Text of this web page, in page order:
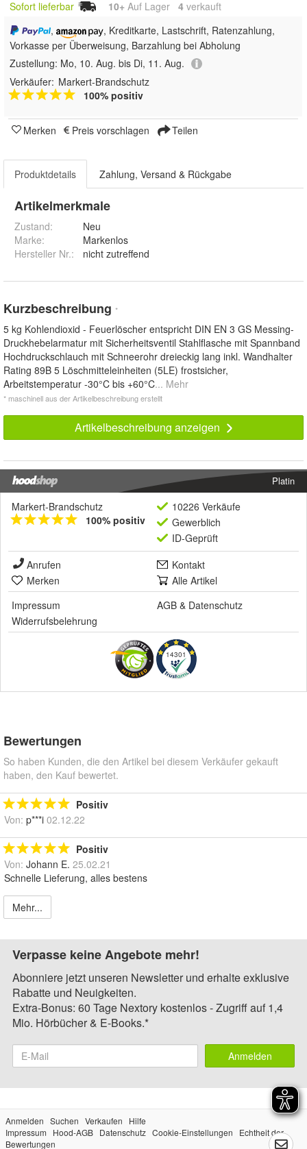
Sofort lieferbar 10+ Auf Lager 4 verkauft
,
, Kreditkarte, Lastschrift, Ratenzahlung,
Vorkasse per Überweisung, Barzahlung bei Abholung
Zustellung: Mo, 10. Aug. bis Di, 11. Aug.
Verkäufer: Markert-Brandschutz
100% positiv
Merken Preis vorschlagen Teilen
Produktdetails Zahlung, Versand & Rückgabe
Artikelmerkmale
Zustand:
Neu
Marke:
Markenlos
Hersteller Nr.:
nicht zutreffend
Kurzbeschreibung *
5 kg Kohlendioxid - Feuerlöscher entspricht DIN EN 3 GS Messing-
Druckhebelarmatur mit Sicherheitsventil Stahlflasche mit Spannband
Hochdruckschlauch mit Schneerohr dreieckig lang inkl. Wandhalter
Rating 89B 5 Löschmitteleinheiten (5LE) frostsicher,
Arbeitstemperatur -30°C bis +60°C... Mehr
* maschinell aus der Artikelbeschreibung erstellt
Artikelbeschreibung anzeigen
Platin
Markert-Brandschutz
100% positiv
10226 Verkäufe
Gewerblich
ID-Geprüft
Anrufen
Kontakt
Merken
Alle Artikel
Impressum
AGB & Datenschutz
Widerrufsbelehrung
14301
Bewertungen
So haben Kunden, die den Artikel bei diesem Verkäufer gekauft
haben, den Kauf bewertet.
Positiv
Von: p***i 02.12.22
Positiv
Von: Johann E. 25.02.21
Schnelle Lieferung, alles bestens
Mehr...
Verpasse keine Angebote mehr!
Abonniere jetzt unseren Newsletter und erhalte exklusive
Rabatte und Neuigkeiten.
Extra-Bonus: 60 Tage Nextory kostenlos - Zugriff auf 1,4
Mio. Hörbücher & E-Books.*
Anmelden
Anmelden Suchen Verkaufen
Hilfe
Impressum
Hood-AGB Datenschutz Cookie-Einstellungen
Echtheit der
Bewertungen